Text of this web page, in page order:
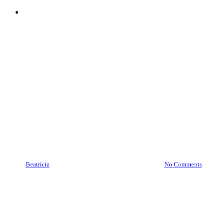
Beatricia No Comments